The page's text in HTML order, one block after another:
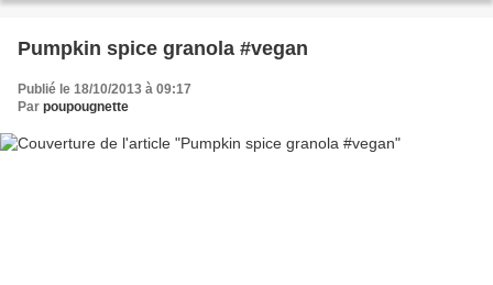
Pumpkin spice granola #vegan
Publié le 18/10/2013 à 09:17
Par poupougnette